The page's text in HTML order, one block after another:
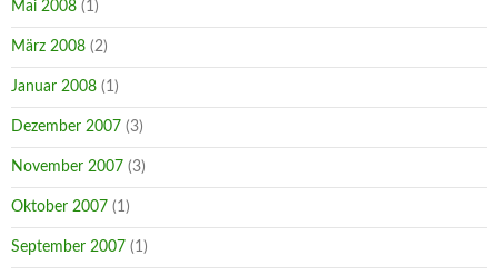
Mai 2008 (1)
März 2008 (2)
Januar 2008 (1)
Dezember 2007 (3)
November 2007 (3)
Oktober 2007 (1)
September 2007 (1)